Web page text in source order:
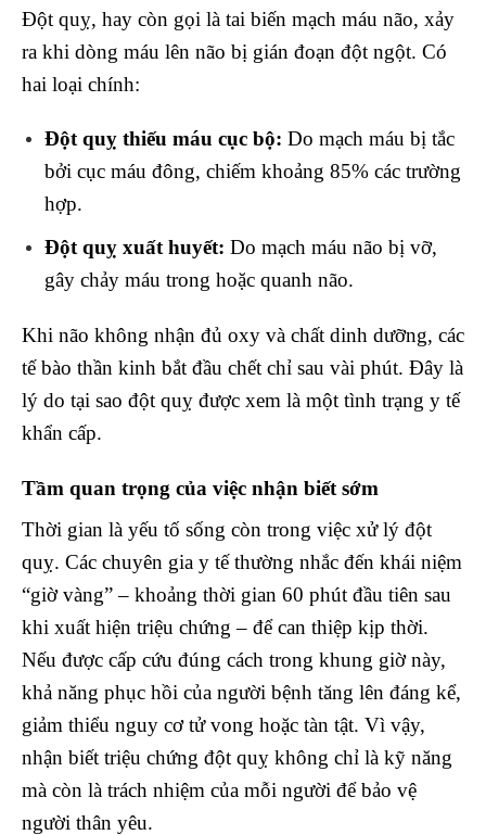
Đột quỵ, hay còn gọi là tai biến mạch máu não, xảy
ra khi dòng máu lên não bị gián đoạn đột ngột. Có
hai loại chính:
Đột quỵ thiếu máu cục bộ: Do mạch máu bị tắc
bởi cục máu đông, chiếm khoảng 85% các trường
hợp.
Đột quỵ xuất huyết: Do mạch máu não bị vỡ,
gây chảy máu trong hoặc quanh não.
Khi não không nhận đủ oxy và chất dinh dưỡng, các
tế bào thần kinh bắt đầu chết chỉ sau vài phút. Đây là
lý do tại sao đột quỵ được xem là một tình trạng y tế
khẩn cấp.
Tầm quan trọng của việc nhận biết sớm
Thời gian là yếu tố sống còn trong việc xử lý đột
quỵ. Các chuyên gia y tế thường nhắc đến khái niệm
“giờ vàng” – khoảng thời gian 60 phút đầu tiên sau
khi xuất hiện triệu chứng – để can thiệp kịp thời.
Nếu được cấp cứu đúng cách trong khung giờ này,
khả năng phục hồi của người bệnh tăng lên đáng kể,
giảm thiểu nguy cơ tử vong hoặc tàn tật. Vì vậy,
nhận biết triệu chứng đột quỵ không chỉ là kỹ năng
mà còn là trách nhiệm của mỗi người để bảo vệ
người thân yêu.